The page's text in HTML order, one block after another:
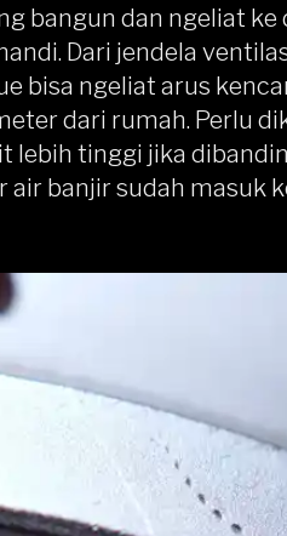
bangun dan ngeliat
Dari jendela
bisa ngeliat arus
dari rumah. Perlu
lebih tinggi jika
air banjir sudah masuk